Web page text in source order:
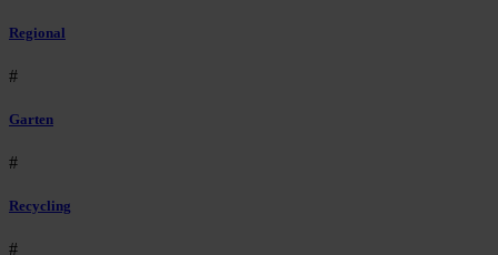
Regional
#
Garten
#
Recycling
#